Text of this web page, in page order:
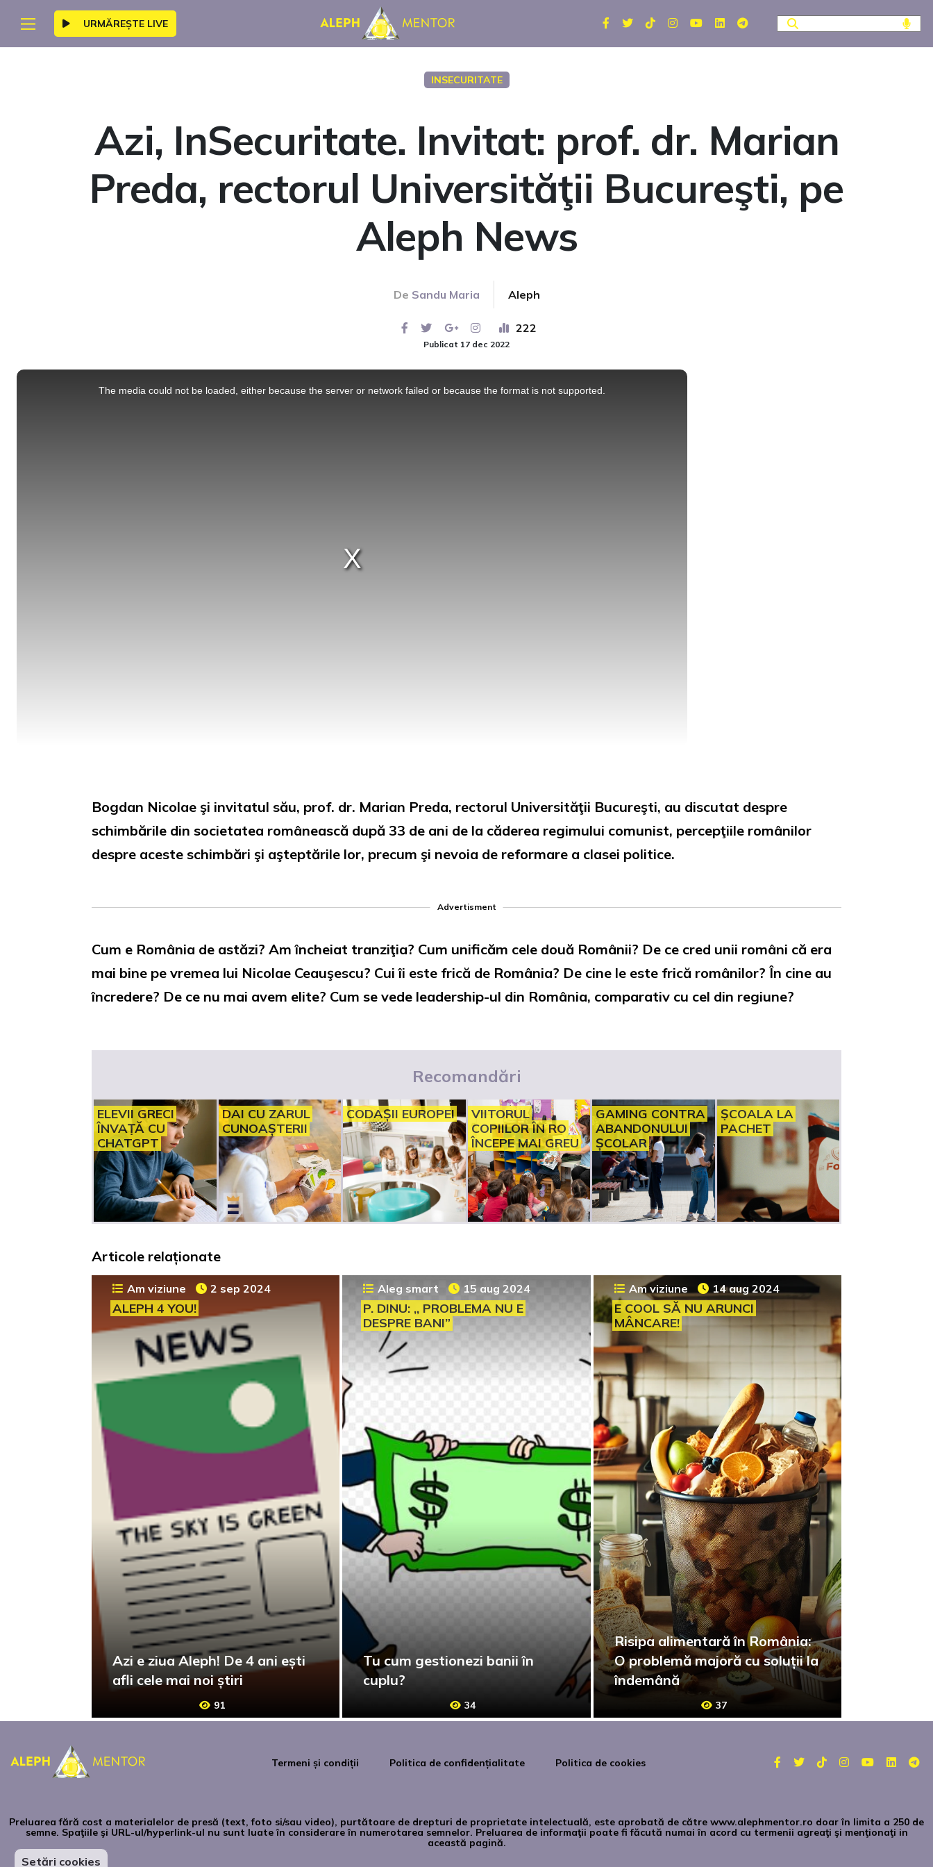
URMĂREȘTE LIVE
INSECURITATE
Azi, InSecuritate. Invitat: prof. dr. Marian
Preda, rectorul Universităţii Bucureşti, pe
Aleph News
De Sandu Maria Aleph
222
Publicat 17 dec 2022
This
is
The media could not be loaded, either because the server or network failed or because the format is not supported.
Bogdan Nicolae şi invitatul său, prof. dr. Marian Preda, rectorul Universităţii Bucureşti, au discutat despre
schimbările din societatea românească după 33 de ani de la căderea regimului comunist, percepţiile românilor
despre aceste schimbări şi aşteptările lor, precum şi nevoia de reformare a clasei politice.
Advertisment
Cum e România de astăzi? Am încheiat tranziţia? Cum unificăm cele două Românii? De ce cred unii români că era
mai bine pe vremea lui Nicolae Ceauşescu? Cui îi este frică de România? De cine le este frică românilor? În cine au
încredere? De ce nu mai avem elite? Cum se vede leadership-ul din România, comparativ cu cel din regiune?
Recomandări
ELEVII GRECI
ÎNVAȚĂ CU
CHATGPT
DAI CU ZARUL
CUNOAȘTERII
CODAȘII EUROPEI
VIITORUL
COPIILOR ÎN RO
ÎNCEPE MAI GREU
GAMING CONTRA
ABANDONULUI
ȘCOLAR
ȘCOALA LA
PACHET
Articole relaționate
Am viziune 2 sep 2024
ALEPH 4 YOU!
Azi e ziua Aleph! De 4 ani ești
afli cele mai noi știri
91
Aleg smart 15 aug 2024
P. DINU: ,, PROBLEMA NU E
DESPRE BANI”
Tu cum gestionezi banii în
cuplu?
34
Am viziune 14 aug 2024
E COOL SĂ NU ARUNCI
MÂNCARE!
Risipa alimentară în România:
O problemă majoră cu soluții la
îndemână
37
Setări cookies
Termeni și condiții Politica de confidențialitate Politica de cookies
Preluarea fără cost a materialelor de presă (text, foto si/sau video), purtătoare de drepturi de proprietate intelectuală, este aprobată de către www.alephmentor.ro doar în limita a 250 de
semne. Spaţiile şi URL-ul/hyperlink-ul nu sunt luate în considerare în numerotarea semnelor. Preluarea de informaţii poate fi făcută numai în acord cu termenii agreaţi şi menţionaţi in
această pagină.